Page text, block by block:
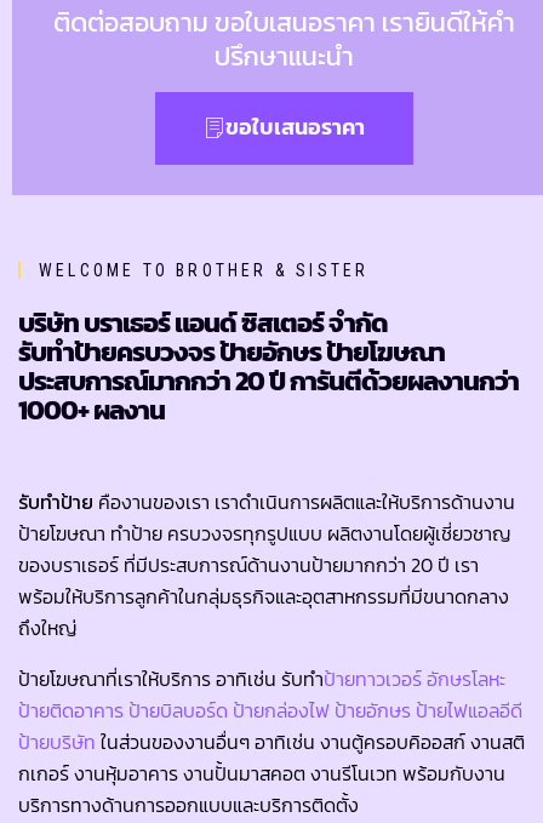
ติดต่อสอบถาม ขอใบเสนอราคา เรายินดีให้คำ
ปรึกษาแนะนำ
ขอใบเสนอราคา
WELCOME TO BROTHER & SISTER
บริษัท บราเธอร์ แอนด์ ซิสเตอร์ จำกัด
รับทำป้ายครบวงจร ป้ายอักษร ป้ายโฆษณา
ประสบการณ์มากกว่า 20 ปี การันตีด้วยผลงานกว่า
1000+ ผลงาน
รับทำป้าย คืองานของเรา เราดำเนินการผลิตและให้บริการด้านงาน
ป้ายโฆษณา ทำป้าย ครบวงจรทุกรูปแบบ ผลิตงานโดยผู้เชี่ยวชาญ
ของบราเธอร์ ที่มีประสบการณ์ด้านงานป้ายมากกว่า 20 ปี เรา
พร้อมให้บริการลูกค้าในกลุ่มธุรกิจและอุตสาหกรรมที่มีขนาดกลาง
ถึงใหญ่
ป้ายโฆษณาที่เราให้บริการ อาทิเช่น รับทำป้ายทาวเวอร์อักษรโลหะ
ป้ายติดอาคาร ป้ายบิลบอร์ด ป้ายกล่องไฟ ป้ายอักษร ป้ายไฟแอลอีดี
ป้ายบริษัท ในส่วนของงานอื่นๆ อาทิเช่น งานตู้ครอบคิออสก์ งานสติ
กเกอร์ งานหุ้มอาคาร งานปั้นมาสคอต งานรีโนเวท พร้อมกับงาน
บริการทางด้านการออกแบบและบริการติดตั้ง